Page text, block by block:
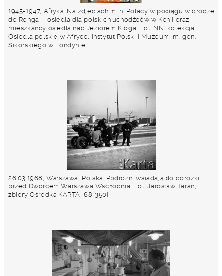
1945-1947, Afryka. Na zdjęciach m.in. Polacy w pociągu w drodze
do Rongai - osiedla dla polskich uchodźców w Kenii oraz
mieszkańcy osiedla nad Jeziorem Kioga. Fot. NN, kolekcja:
Osiedla polskie w Afryce, Instytut Polski i Muzeum im. gen.
Sikorskiego w Londynie
26.03.1968, Warszawa, Polska. Podróżni wsiadają do dorożki
przed Dworcem Warszawa Wschodnia. Fot. Jarosław Tarań,
zbiory Ośrodka KARTA [68-350]